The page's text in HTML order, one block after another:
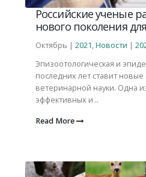
Российские ученые
нового поколения
Октябрь | 2021,Новости |
Эпизоотологическая и
последних лет ставит
ветеринарной науки. Одна
эффективных и...
Read More